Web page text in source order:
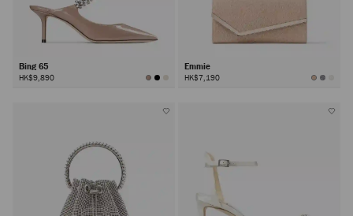
Bing 65
HK$9,890
Emmie
HK$7,190